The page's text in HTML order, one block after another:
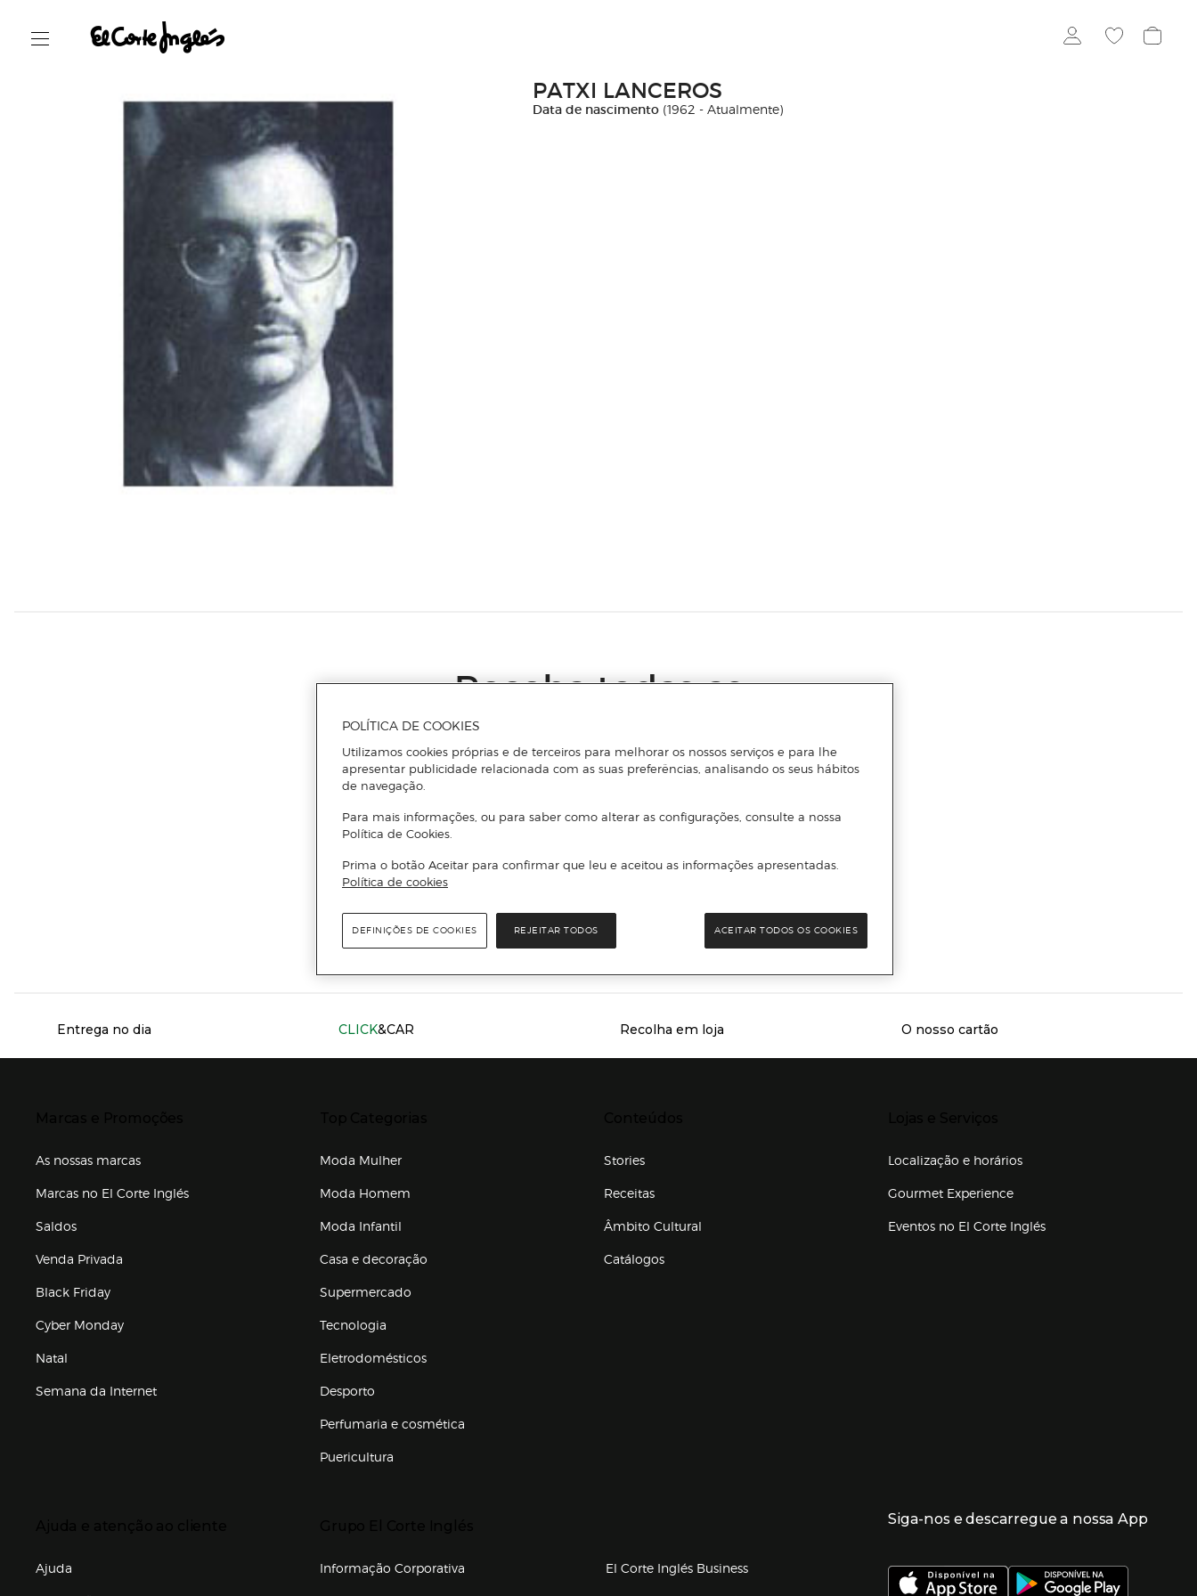
PATXI LANCEROS
Data de nascimento (1962 - Atualmente)
Receba todas as
Subscreva a nossa newsletter e seja o primeiro a conhecer todas as
Email
ENVIAR
Li e aceito a política de privacidade e os termos e condições de subscrição
newsletter
Servicios destacados
Entrega no dia CLICK&CAR Recolha em loja O nosso cartão
As nossas marcas
Marcas no El Corte Inglés
Saldos
Venda Privada
Black Friday
Cyber Monday
Natal
Semana da Internet
Moda Mulher
Moda Homem
Moda Infantil
Casa e decoração
Supermercado
Tecnologia
Eletrodomésticos
Desporto
Perfumaria e cosmética
Puericultura
Stories
Receitas
Âmbito Cultural
Catálogos
Localização e horários
Gourmet Experience
Eventos no El Corte Inglés
Ajuda
Informação Corporativa
El Corte Inglés Business
Siga-nos e descarregue a nossa App
POLÍTICA DE COOKIES
Utilizamos cookies próprias e de terceiros para melhorar os nossos serviços e para lhe
apresentar publicidade relacionada com as suas preferências, analisando os seus hábitos
de navegação.
Para mais informações, ou para saber como alterar as configurações, consulte a nossa
Política de Cookies.
Prima o botão Aceitar para confirmar que leu e aceitou as informações apresentadas.
Política de cookies
REJEITAR TODOS ACEITAR TODOS OS COOKIES
DEFINIÇÕES DE COOKIES